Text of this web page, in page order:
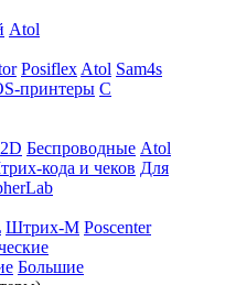
Atol
Posiflex Atol Sam4s
принтеры С
2D Беспроводные Atol
кода и чеков Для
Штрих-М Poscenter
Большие